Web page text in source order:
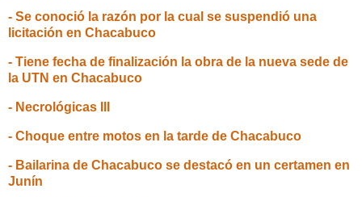
- Se conoció la razón por la cual se suspendió una
licitación en Chacabuco
- Tiene fecha de finalización la obra de la nueva sede de
la UTN en Chacabuco
- Necrológicas III
- Choque entre motos en la tarde de Chacabuco
- Bailarina de Chacabuco se destacó en un certamen en
Junín